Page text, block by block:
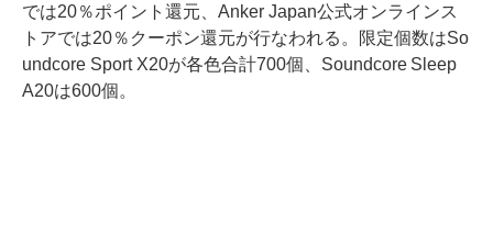
では20％ポイント還元、Anker Japan公式オンラインス
トアでは20％クーポン還元が行なわれる。限定個数はSo
undcore Sport X20が各色合計700個、Soundcore Sleep
A20は600個。